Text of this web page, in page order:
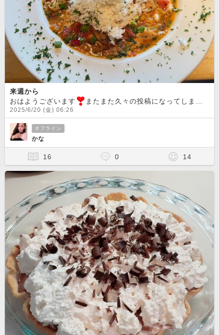
来週から
おはようございます
またまた久々の投稿になってしまいました
2025/6/20 (金) 06:26
オフライン
かな
16 0 14